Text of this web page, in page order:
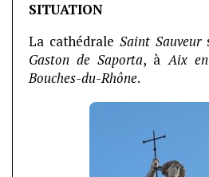
SITUATION
La cathédrale Saint Sauveur
Gaston de Saporta, àAix
Bouches-du-Rhône.